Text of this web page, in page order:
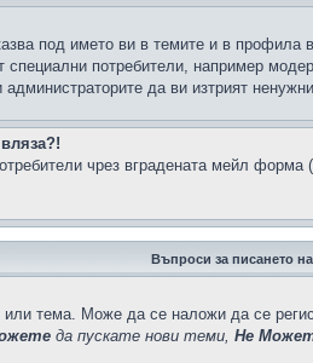
под името ви в темите и в
потребители, например
да ви изтрият
чрез вградената мейл
Въпроси за писането
тема. Може да се наложи да се
да пускате нови теми, Не